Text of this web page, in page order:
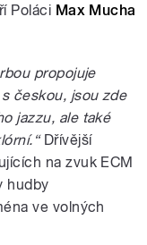
Poláci Max Mucha
propojuje
českou, jsou zde
jazzu, ale také
.“Dřívější
na zvuk ECM
hudby
ve volných